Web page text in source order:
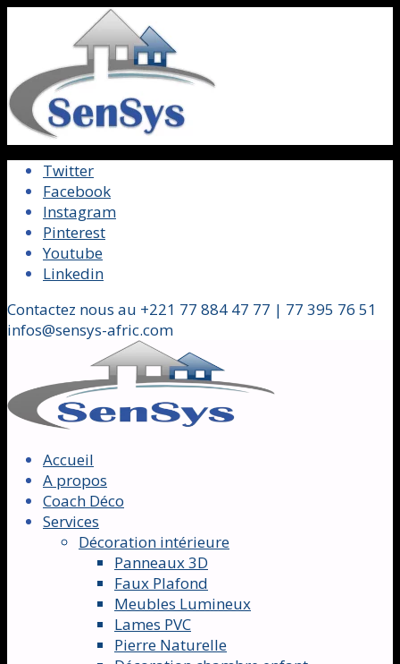
Twitter
Facebook
Instagram
Pinterest
Youtube
Linkedin
Contactez nous au +221 77 884 47 77 | 77 395 76 51
infos@sensys-afric.com
Accueil
A propos
Coach Déco
Services
Décoration intérieure
Panneaux 3D
Faux Plafond
Meubles Lumineux
Lames PVC
Pierre Naturelle